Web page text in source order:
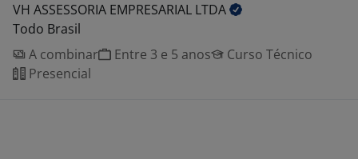
VH ASSESSORIA EMPRESARIAL LTDA
Todo Brasil
A combinar
Entre 3 e 5 anos
Curso Técnico
Presencial